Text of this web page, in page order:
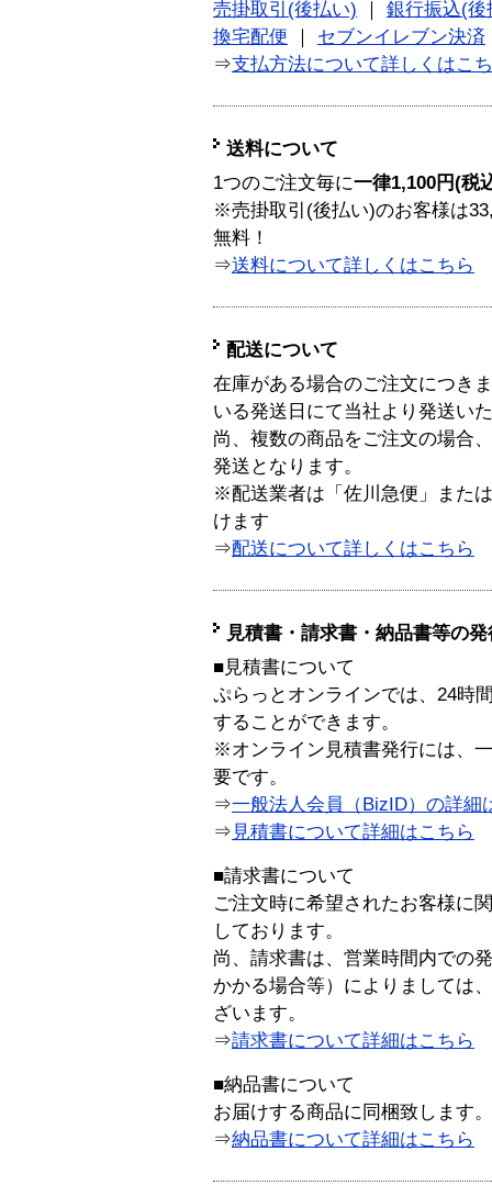
売掛取引(後払い) ｜ 銀行振込(後
換宅配便 ｜ セブンイレブン決済
⇒支払方法について詳しくはこ
送料について
1つのご注文毎に一律1,100円(税
※売掛取引(後払い)のお客様は
無料！
⇒送料について詳しくはこちら
配送について
在庫がある場合のご注文につき
いる発送日にて当社より発送い
尚、複数の商品をご注文の場合
発送となります。
※配送業者は「佐川急便」また
けます
⇒配送について詳しくはこちら
見積書・請求書・納品書等の
■見積書について
ぷらっとオンラインでは、24時
することができます。
※オンライン見積書発行には、
要です。
⇒一般法人会員（BizID）の詳細
⇒ 見積書について詳細はこちら
■請求書について
ご注文時に希望されたお客様に
しております。
尚、請求書は、営業時間内での
かかる場合等）によりましては
ざいます。
⇒請求書について詳細はこちら
■納品書について
お届けする商品に同梱致します。
⇒納品書について詳細はこちら